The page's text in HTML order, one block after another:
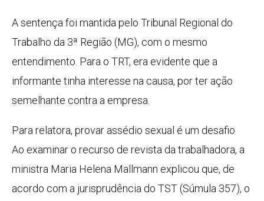
A sentença foi mantida pelo Tribunal Regional do
Trabalho da 3ª Região (MG), com o mesmo
entendimento. Para o TRT, era evidente que a
informante tinha interesse na causa, por ter ação
semelhante contra a empresa.
Para relatora, provar assédio sexual é um desafio
Ao examinar o recurso de revista da trabalhadora, a
ministra Maria Helena Mallmann explicou que, de
acordo com a jurisprudência do TST (Súmula 357), o